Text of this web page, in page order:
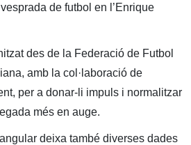
de futbol en l’Enrique
des de la Federació de Futbol
amb la col·laboració de
per a donar-li impuls i normalitzar
més en auge.
deixa també diverses dades